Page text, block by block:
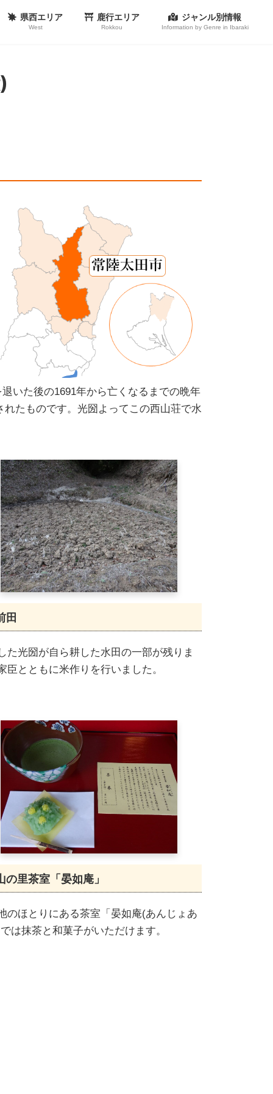
県西エリア
West
鹿行エリア
Rokkou
ジャンル別情報
Information by Genre in Ibaraki
いた後の1691年から亡くなるまでの晩年
たものです。光圀よってこの西山荘で水
田
た光圀が自ら耕した水田の一部が残りま
臣とともに米作りを行いました。
の里茶室「晏如庵」
のほとりにある茶室「晏如庵(あんじょあ
は抹茶と和菓子がいただけます。